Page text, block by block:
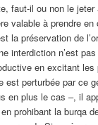
faut-il ou non le
valable à prendre en
la préservation de
interdiction n’est
en excitant
est perturbée par ce
en plus le cas –, il
prohibant la burqa